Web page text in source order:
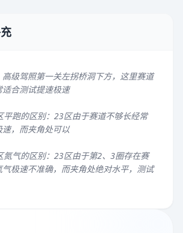
高级驾照第一关左拐桥洞下方，这里赛道
合测试提速极速
平跑的区别：23区由于赛道不够长经常
，而夹角处可以
氮气的区别：23区由于第2、3圈存在赛
极速不准确，而夹角处绝对水平，测试